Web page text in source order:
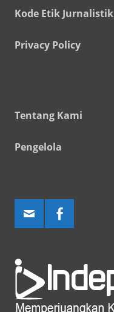
Kode Etik Jurnalistik
Privacy Policy
Tentang Kami
Pengelola